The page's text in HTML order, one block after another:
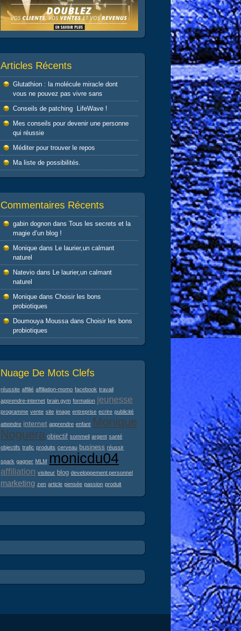
Articles Récents
Glutathion : la molécule miracle dont
vous ne pouvez pas vivre sans
Conseils de patching LifeWave !
Mes conseils pour devenir une personne
qui réussie
Méditer pour trouver le repos
Ma liste de possibilités.
Commentaires Récents
gabin dognon dansTous les secrets et la
magie d’un blog !
Monique dans Le laurier,un calmant
naturel
Natevio dans Le laurier,un calmant
naturel
Monique dansChoisir les bons
probiotiques
Doumouya Moussa dansChoisir les bons
probiotiques
Nuage De Mots Clefs
réussite affilié affiliation-momo facebook travail
apprendre-internet brain gym formation jeunesse
programme vente site image entreprise ecrire publicité
atteindre internet apprendre enfant Monique
Noguera objectif sommeil argent santé
objectifs trafic produits cerveau business réussir
spark gagner MLM monicdu04
affiliation visiteur blog developpement personnel
marketing zen article pensée passion produit